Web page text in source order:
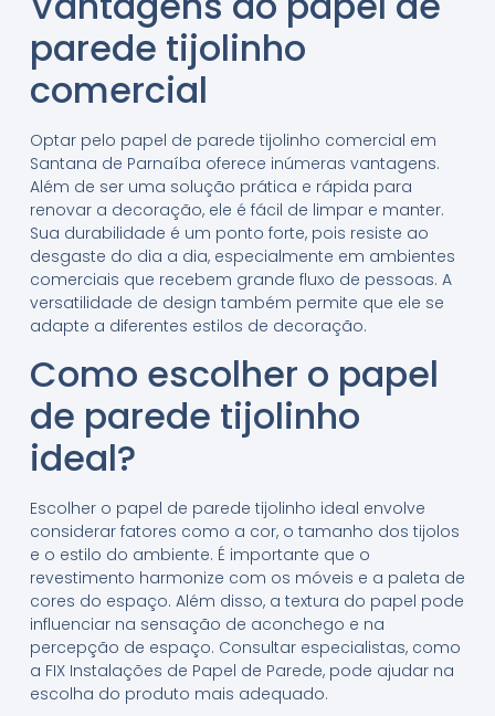
parede tijolinho
comercial
Optar pelo papel de parede tijolinho comercial em
Santana de Parnaíba oferece inúmeras vantagens.
Além de ser uma solução prática e rápida para
renovar a decoração, ele é fácil de limpar e manter.
Sua durabilidade é um ponto forte, pois resiste ao
desgaste do dia a dia, especialmente em ambientes
comerciais que recebem grande fluxo de pessoas. A
versatilidade de design também permite que ele se
adapte a diferentes estilos de decoração.
Como escolher o papel
de parede tijolinho
ideal?
Escolher o papel de parede tijolinho ideal envolve
considerar fatores como a cor, o tamanho dos tijolos
e o estilo do ambiente. É importante que o
revestimento harmonize com os móveis e a paleta de
cores do espaço. Além disso, a textura do papel pode
influenciar na sensação de aconchego e na
percepção de espaço. Consultar especialistas, como
a FIX Instalações de Papel de Parede, pode ajudar na
escolha do produto mais adequado.